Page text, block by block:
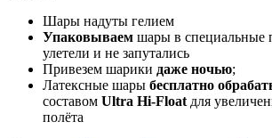
Шары надуты гелием
Упаковываем шары в специальные
улетели и не запутались
Привезем шарики даже ночью;
Латексные шары бесплатно
составом Ultra Hi-Float для
полёта